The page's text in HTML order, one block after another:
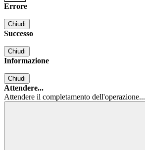
Errore
Chiudi
Successo
Chiudi
Informazione
Chiudi
Attendere...
Attendere il completamento dell'operazione...